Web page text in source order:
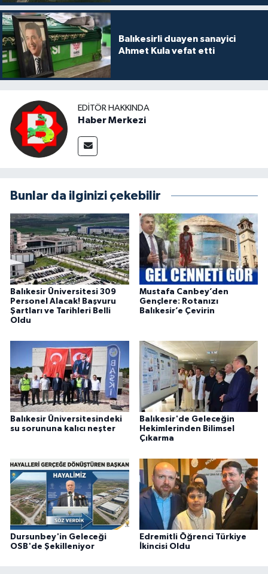
Balıkesirli duayen sanayici
Ahmet Kula vefat etti
EDITÖR HAKKINDA
Haber Merkezi
Bunlar da ilginizi çekebilir
Balıkesir Üniversitesi 309
Personel Alacak! Başvuru
Şartları ve Tarihleri Belli
Oldu
Mustafa Canbey’den
Gençlere: Rotanızı
Balıkesir’e Çevirin
Balıkesir Üniversitesindeki
su sorununa kalıcı neşter
Balıkesir'de Geleceğin
Hekimlerinden Bilimsel
Çıkarma
Dursunbey'in Geleceği
OSB'de Şekilleniyor
Edremitli Öğrenci Türkiye
İkincisi Oldu